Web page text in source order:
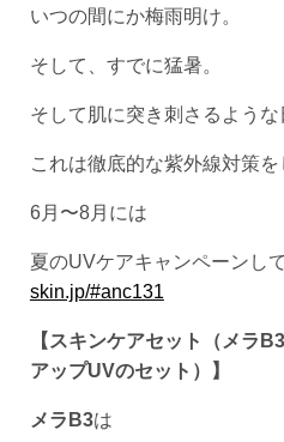
いつの間にか梅雨明け。
そして、すでに猛暑。
そして肌に突き刺さるような
これは徹底的な紫外線対策を
6月〜8月には
夏のUVケアキャンペーンし
skin.jp/#anc131
【スキンケアセット（メラ
アップUVのセット）】
メラB3は